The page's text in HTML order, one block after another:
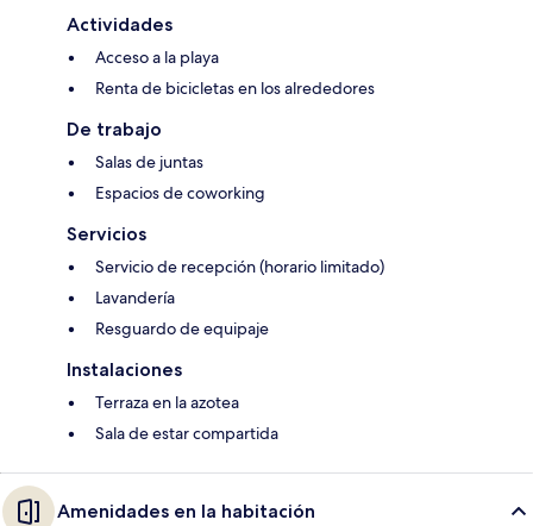
Actividades
Acceso a la playa
Renta de bicicletas en los alrededores
De trabajo
Salas de juntas
Espacios de coworking
Servicios
Servicio de recepción (horario limitado)
Lavandería
Resguardo de equipaje
Instalaciones
Terraza en la azotea
Sala de estar compartida
Amenidades en la habitación